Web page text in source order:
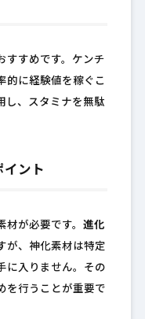
すすめです。ケンチ
的に経験値を稼ぐこ
し、スタミナを無駄
イント
が必要です。 進化
が、神化素材は特定
に入りません。その
を行うことが重要で